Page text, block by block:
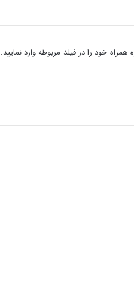
خود را در فیلد مربوطه وارد